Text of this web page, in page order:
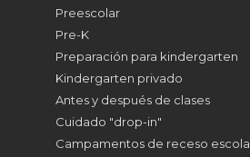
Preescolar
Pre-K
Preparación para kindergarten
Kindergarten privado
Antes y después de clases
Cuidado "drop-in"
Campamentos de receso